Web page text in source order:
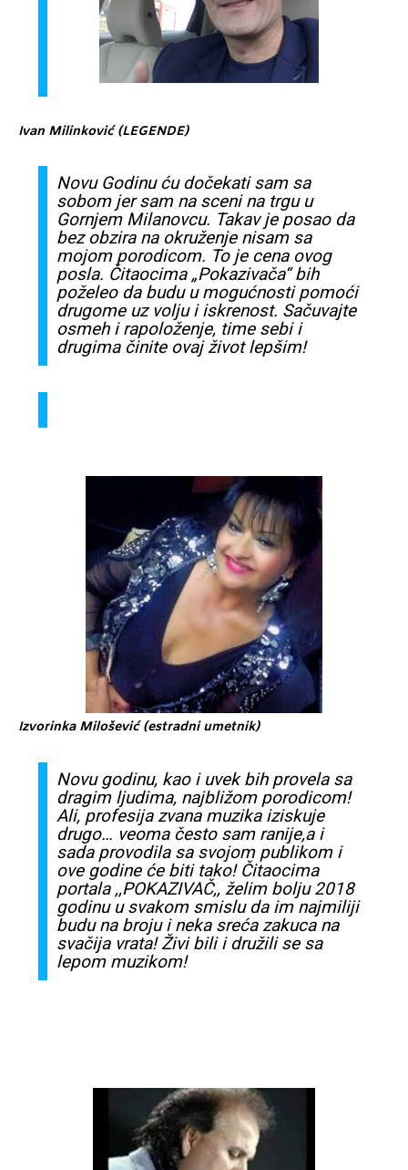
Ivan Milinković (LEGENDE)
Novu Godinuću dočekati sam sa
sobomjersamna scenina trgu u
Gornjem Milanovcu. Takav je posaoda
bez obzirana okruženje nisam sa
mojom porodicom. To je cenaovog
posla. Čitaocima„Pokazivača“ bih
poželeoda budu umogućnosti pomoći
drugome uzvolju iiskrenost. Sačuvajte
osmehirapoloženje, time sebii
drugima činiteovajživot lepšim!
Izvorinka Milošević (estradni umetnik)
Novu godinu, kao i uvek bih provela sa
dragim ljudima, najbližom porodicom!
Ali, profesija zvana muzika iziskuje
drugo… veoma često samranije,a i
sadaprovodila sa svojompublikom i
ove godine ćebiti tako! Čitaocima
portala ,,POKAZIVAČ,, želim bolju 2018
godinu usvakom smisluda im najmiliji
budu na broju i neka sreća zakucana
svačijavrata! Živi bili i družilise sa
lepom muzikom!